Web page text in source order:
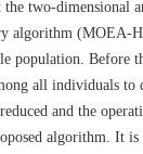
two-dimensional
algorithm (MOEA-
population. Before
all individuals to
and the
algorithm. It